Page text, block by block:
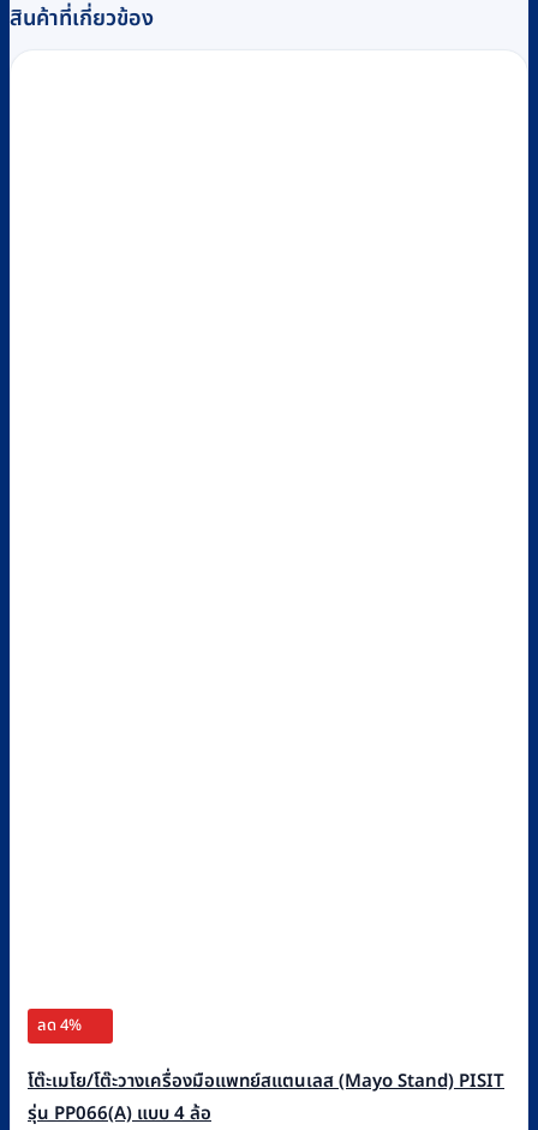
สินค้าที่เกี่ยวข้อง
ลด 4%
โต๊ะเมโย/โต๊ะวางเครื่องมือแพทย์สแตนเลส (Mayo Stand) PISIT
รุ่น PP066(A) แบบ 4 ล้อ